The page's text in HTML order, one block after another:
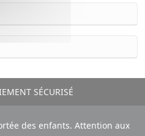
SÉCURISÉ
des enfants. Attention aux